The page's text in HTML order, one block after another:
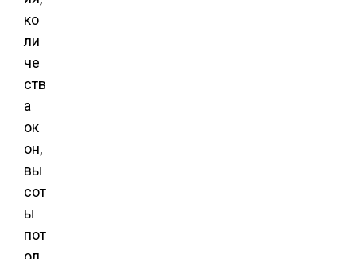
ко
ли
че
ств
а
ок
он,
вы
сот
ы
пот